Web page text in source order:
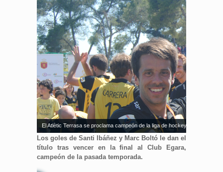
El Atlètic Terrasa se proclama campeón de la liga de hockey hierba tras
Los goles de Santi Ibáñez y Marc Boltó le dan el
título tras vencer en la final al Club Egara,
campeón de la pasada temporada.